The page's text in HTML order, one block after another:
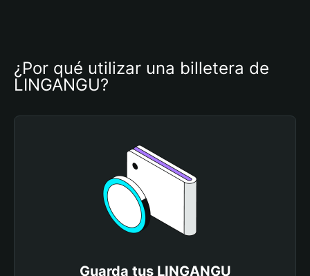
¿Por qué utilizar una billetera de
LINGANGU?
Guarda tus LINGANGU